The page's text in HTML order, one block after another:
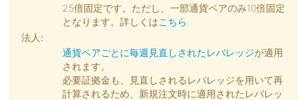
25倍固定です。ただし、一部通貨ペアのみ10倍固定
となります。詳しくはこちら
法人:
通貨ペアごとに毎週見直しされたレバレッジが適用
されます。
必要証拠金も、見直しされるレバレッジを用いて再
計算されるため、新規注文時に適用されたレバレッ